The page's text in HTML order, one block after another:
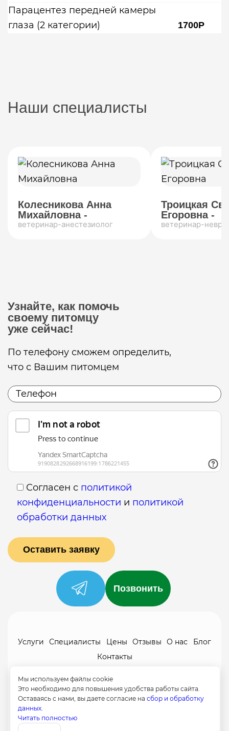
Парацентез передней камеры
глаза (2 категории)
1700Р
Наши специалисты
Колесникова Анна
Михайловна -
ветеринар-анестезиолог
Троицкая
Егоровна -
ветеринар-
Узнайте, как помочь
своему питомцу
уже сейчас!
По телефону сможем определить,
что с Вашим питомцем
Согласен с политикой
конфиденциальности и политикой
обработки данных
Мы используем файлы cookie
Это необходимо для повышения удобства работы сайта.
Оставаясь с нами, вы даете согласие на сбор и обработку
данных.
Читать полностью
Позвонить
Услуги Специалисты Цены Отзывы О нас
Блог
Контакты
Согласие на обработку
+7 (958) 795-61-54
Озёрный